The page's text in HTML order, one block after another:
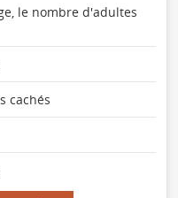
le nombre d'adultes
cachés